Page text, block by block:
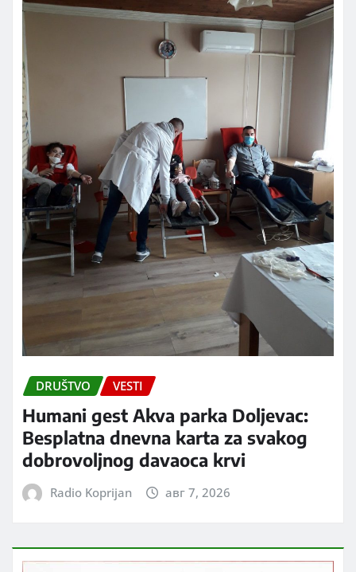
DRUŠTVO VESTI
Humani gest Akva parka Doljevac:
Besplatna dnevna karta za svakog
dobrovoljnog davaoca krvi
Radio Koprijan авг 7, 2026